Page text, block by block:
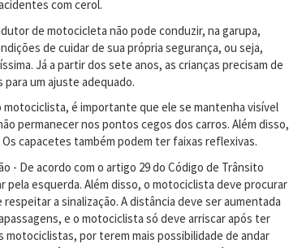
com cerol.
de motocicleta não pode conduzir, na garupa,
de cuidar de sua própria segurança, ou seja,
Já a partir dos sete anos, as crianças precisam de
um ajuste adequado.
motociclista, é importante que ele se mantenha visível
permanecer nos pontos cegos dos carros. Além disso,
capacetes também podem ter faixas reflexivas.
- De acordo com o artigo 29 do Código de Trânsito
esquerda. Além disso, o motociclista deve procurar
a sinalização. A distância deve ser aumentada
e o motociclista só deve arriscar após ter
por terem mais possibilidade de andar